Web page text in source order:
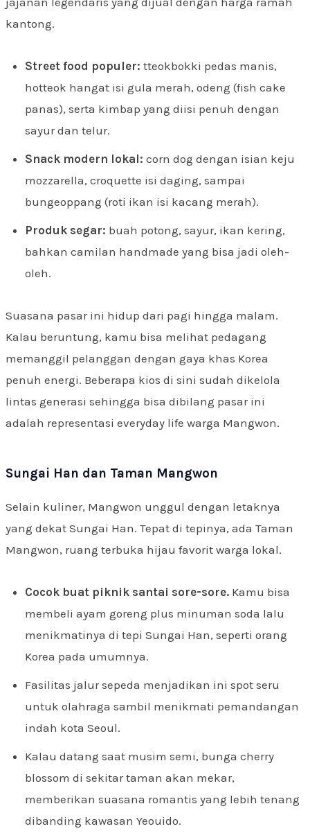
kantong.
Street food populer: tteokbokki pedas manis,
hotteok hangat isi gula merah, odeng (fish cake
panas), serta kimbap yang diisi penuh dengan
sayur dan telur.
Snack modern lokal: corn dog dengan isian keju
mozzarella, croquette isi daging, sampai
bungeoppang (roti ikan isi kacang merah).
Produk segar: buah potong, sayur, ikan kering,
bahkan camilan handmade yang bisa jadi oleh-
oleh.
Suasana pasar ini hidup dari pagi hingga malam.
Kalau beruntung, kamu bisa melihat pedagang
memanggil pelanggan dengan gaya khas Korea
penuh energi. Beberapa kios di sini sudah dikelola
lintas generasi sehingga bisa dibilang pasar ini
adalah representasi everyday life warga Mangwon.
Sungai Han dan Taman Mangwon
Selain kuliner, Mangwon unggul dengan letaknya
yang dekat Sungai Han. Tepat di tepinya, ada Taman
Mangwon, ruang terbuka hijau favorit warga lokal.
Cocok buat piknik santai sore-sore. Kamu bisa
membeli ayam goreng plus minuman soda lalu
menikmatinya di tepi Sungai Han, seperti orang
Korea pada umumnya.
Fasilitas jalur sepeda menjadikan ini spot seru
untuk olahraga sambil menikmati pemandangan
indah kota Seoul.
Kalau datang saat musim semi, bunga cherry
blossom di sekitar taman akan mekar,
memberikan suasana romantis yang lebih tenang
dibanding kawasan Yeouido.